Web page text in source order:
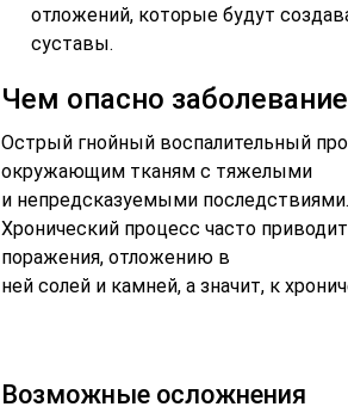
отложений, которые будут
суставы.
Чем опасно заболевание
Острый гнойный воспалительный
окружающим тканям с тяжелыми
и непредсказуемыми последствиями.
Хронический процесс часто
поражения, отложению в
ней солей и камней, а значит, к
Возможные осложнения